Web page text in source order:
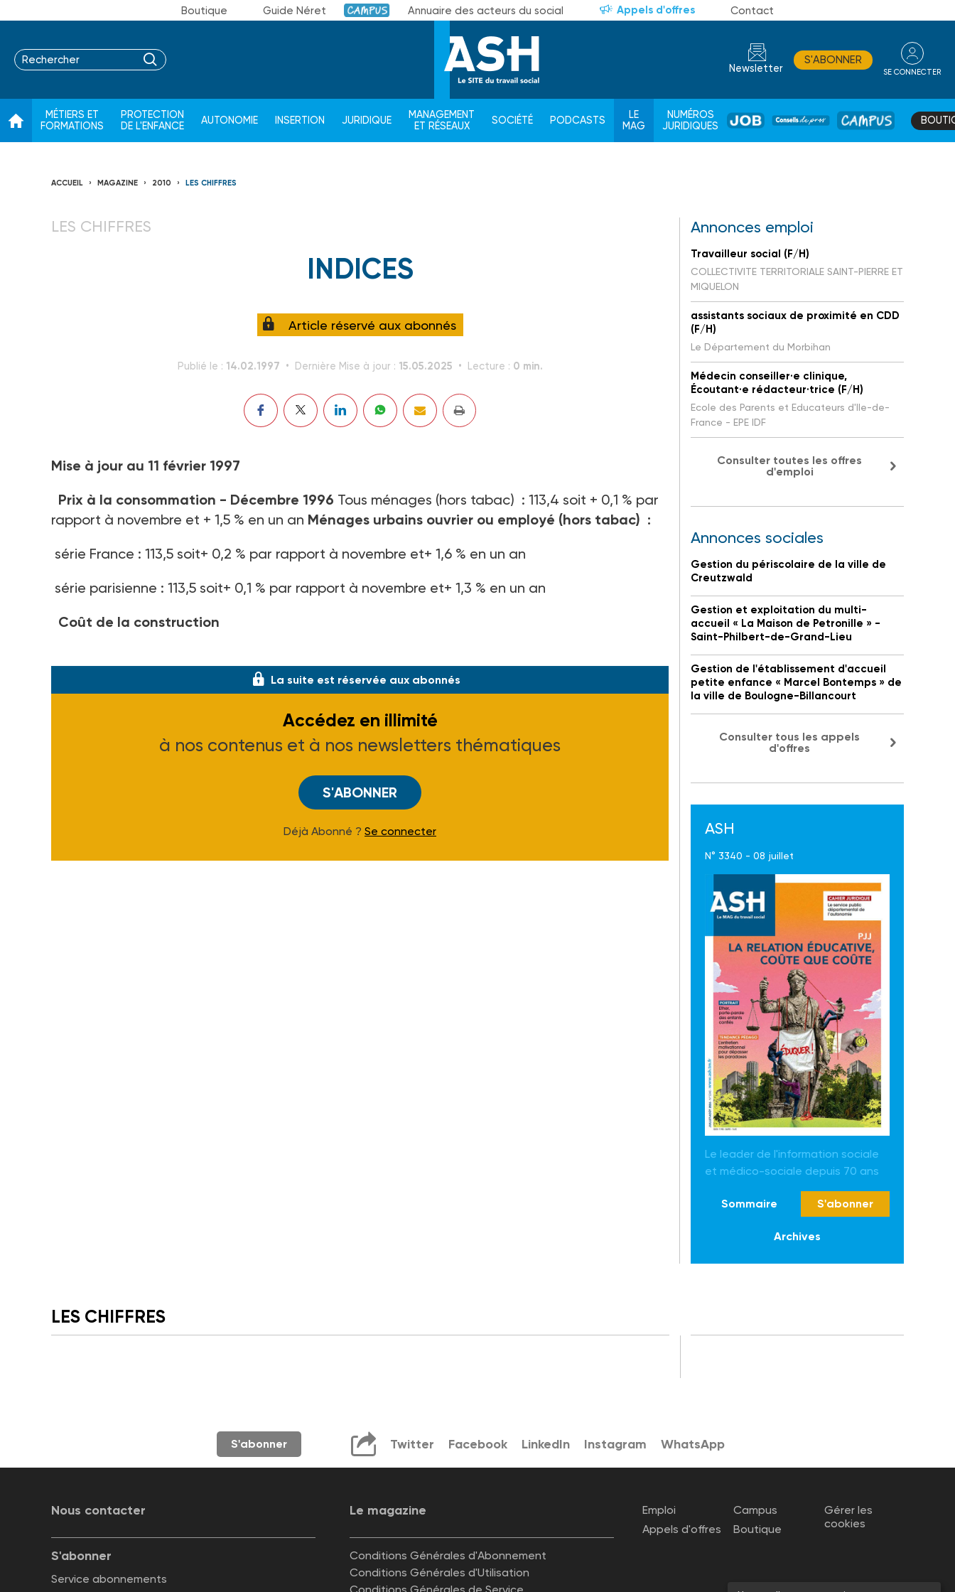
Boutique Guide Néret Campus Annuaire des acteurs du social Appels d'offres Contact
Newsletter
S'ABONNER
SE CONNECTER
MÉTIERS ET
FORMATIONS
PROTECTION
DE L'ENFANCE
AUTONOMIE INSERTION JURIDIQUE
MANAGEMENT
ET RÉSEAUX
SOCIÉTÉ PODCASTS
LE
MAG
NUMÉROS
JURIDIQUES
JOB
DE
CAMPUS
ACCUEIL MAGAZINE 2010 LES CHIFFRES
LES CHIFFRES
INDICES
Article réservé aux abonnés
Publié le : 14.02.1997 Dernière Mise à jour : 15.05.2025 Lecture : 0 min.
Mise à jour au 11 février 1997
Prix à la consommation - Décembre 1996 Tous ménages (hors tabac) : 113,4 soit + 0,1 % par
rapport à novembre et + 1,5 % en un an Ménages urbains ouvrier ou employé (hors tabac) :
série France : 113,5 soit+ 0,2 % par rapport à novembre et+ 1,6 % en un an
série parisienne : 113,5 soit+ 0,1 % par rapport à novembre et+ 1,3 % en un an
Coût de la construction
La suite est réservée aux abonnés
Accédez en illimité
à nos contenus et à nos newsletters thématiques
S'ABONNER
Déjà Abonné ? Se connecter
Annonces emploi
Travailleur social (F/H)
COLLECTIVITE TERRITORIALE SAINT-PIERRE ET
MIQUELON
assistants sociaux de proximité en CDD
(F/H)
Le Département du Morbihan
Médecin conseiller·e clinique,
Écoutant·e rédacteur·trice (F/H)
Ecole des Parents et Educateurs d'Ile-de-
France - EPE IDF
Consulter toutes les offres
d'emploi
Annonces sociales
Gestion du périscolaire de la ville de
Creutzwald
Gestion et exploitation du multi-
accueil « La Maison de Petronille » -
Saint-Philbert-de-Grand-Lieu
Gestion de l'établissement d'accueil
petite enfance « Marcel Bontemps » de
la ville de Boulogne-Billancourt
Consulter tous les appels
d'offres
ASH
N° 3340 - 08 juillet
Le leader de l'information sociale
et médico-sociale depuis 70 ans
Sommaire S'abonner
Archives
LES CHIFFRES
S'abonner Twitter Facebook LinkedIn Instagram WhatsApp
Nous contacter Le magazine
S'abonner
Service abonnements
Conditions Générales d'Abonnement
Conditions Générales d'Utilisation
Emploi
Appels d'offres
Campus
Boutique
Gérer les
cookies